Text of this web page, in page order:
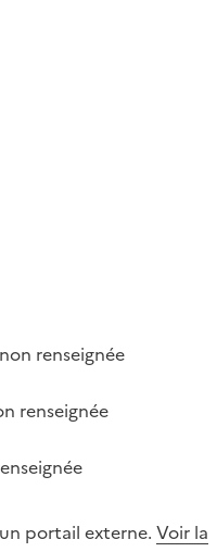
renseignée
renseignée
portail externe. Voir la